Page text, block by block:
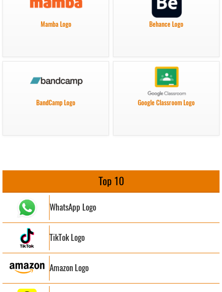
Mamba Logo Behance Logo
BandCamp Logo Google Classroom Logo
Top 10
WhatsApp Logo
TikTok Logo
Amazon Logo